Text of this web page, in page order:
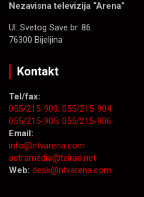
Nezavisna televizija “Arena”
Ul. Svetog Save br. 86.
76300 Bijeljina
Kontakt
Tel/fax:
055/215-903; 055/215-904
055/215-905; 055/215-906
Email:
info@ntvarena.com
astramedia@telrad.net
Web: desk@ntvarena.com